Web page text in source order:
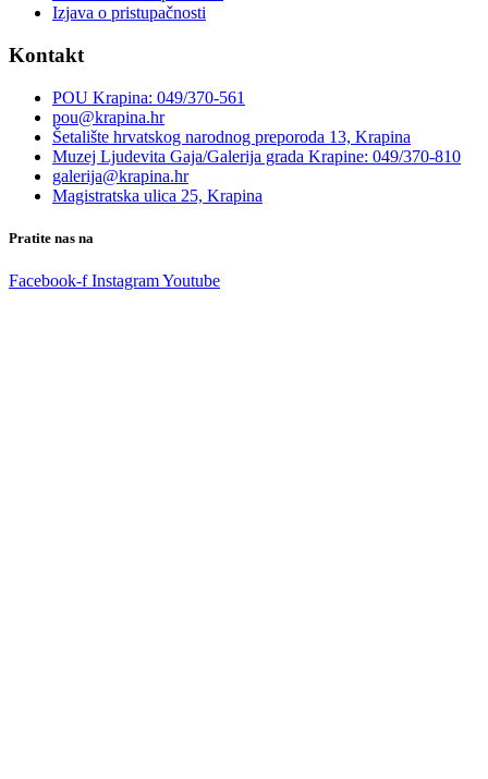
Izjava o pristupačnosti
Kontakt
POU Krapina: 049/370-561
pou@krapina.hr
Šetalište hrvatskog narodnog preporoda 13, Krapina
Muzej Ljudevita Gaja/Galerija grada Krapine: 049/370-810
galerija@krapina.hr
Magistratska ulica 25, Krapina
Pratite nas na
Facebook-f InstagramYoutube